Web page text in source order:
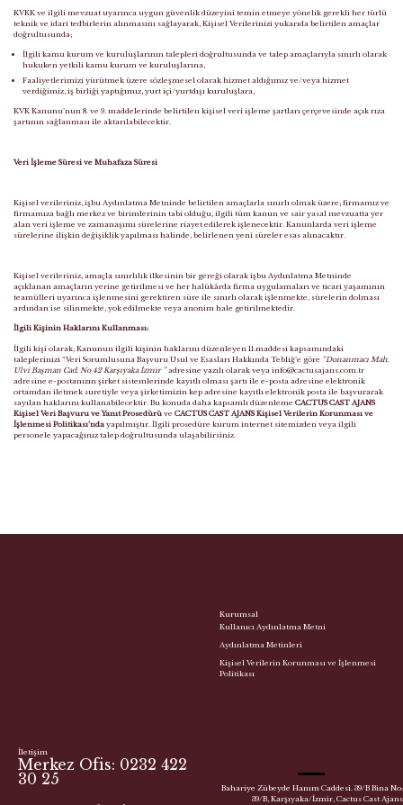
KVKK ve ilgili mevzuat uyarınca uygun güvenlik düzeyini temin etmeye yönelik gerekli her türlü
teknik ve idari tedbirlerin alınmasını sağlayarak, Kişisel Verilerinizi yukarıda belirtilen amaçlar
doğrultusunda;
İlgili kamu kurum ve kuruluşlarının talepleri doğrultusunda ve talep amaçlarıyla sınırlı olarak
hukuken yetkili kamu kurum ve kuruluşlarına,
Faaliyetlerimizi yürütmek üzere sözleşmesel olarak hizmet aldığımız ve/veya hizmet
verdiğimiz, iş birliği yaptığımız, yurt içi/yurtdışı kuruluşlara,
KVK Kanunu’nun 8. ve 9. maddelerinde belirtilen kişisel veri işleme şartları çerçevesinde açık rıza
şartının sağlanması ile aktarılabilecektir.
Veri İşleme Süresi ve Muhafaza Süresi
Kişisel verileriniz, işbu Aydınlatma Metninde belirtilen amaçlarla sınırlı olmak üzere; firmamız ve
firmamıza bağlı merkez ve birimlerinin tabi olduğu, ilgili tüm kanun ve sair yasal mevzuatta yer
alan veri işleme ve zamanaşımı sürelerine riayet edilerek işlenecektir. Kanunlarda veri işleme
sürelerine ilişkin değişiklik yapılması halinde, belirlenen yeni süreler esas alınacaktır.
Kişisel verileriniz, amaçla sınırlılık ilkesinin bir gereği olarak işbu Aydınlatma Metninde
açıklanan amaçların yerine getirilmesi ve her halükârda firma uygulamaları ve ticari yaşamının
teamülleri uyarınca işlenmesini gerektiren süre ile sınırlı olarak işlenmekte, sürelerin dolması
ardından ise silinmekte, yok edilmekte veya anonim hale getirilmektedir.
İlgili Kişinin Haklarını Kullanması:
İlgili kişi olarak, Kanunun ilgili kişinin haklarını düzenleyen 11.maddesi kapsamındaki
taleplerinizi “Veri Sorumlusuna Başvuru Usul ve Esasları Hakkında Tebliğ’e göre “Donanmacı Mah.
Ulvi Başman Cad. No 42 Karşıyaka İzmir ”adresine yazılı olarak veya info@cactusajans.com.tr
adresine e-postanızın şirket sistemlerinde kayıtlı olması şartı ile e-posta adresine elektronik
ortamdan iletmek suretiyle veya şirketimizin kep adresine kayıtlı elektronik posta ile başvurarak
sayılan haklarını kullanabilecektir. Bu konuda daha kapsamlı düzenleme CACTUS CAST AJANS
Kişisel Veri Başvuru ve Yanıt Prosedürü ve CACTUS CAST AJANS Kişisel Verilerin Korunması ve
İşlenmesi Politikası’nda yapılmıştır. İlgili prosedüre kurum internet sitemizden veya ilgili
personele yapacağınız talep doğrultusunda ulaşabilirsiniz.
Kurumsal
Kullanıcı Aydınlatma Metni
Aydınlatma Metinleri
Kişisel Verilerin Korunması ve İşlenmesi
Politikası
İletişim
Merkez Ofis: 0232 422
30 25
Bahariye Zübeyde Hanım Caddesi. 39/B Bina No:
39/B, Karşıyaka/İzmir, Cactus Cast Ajans